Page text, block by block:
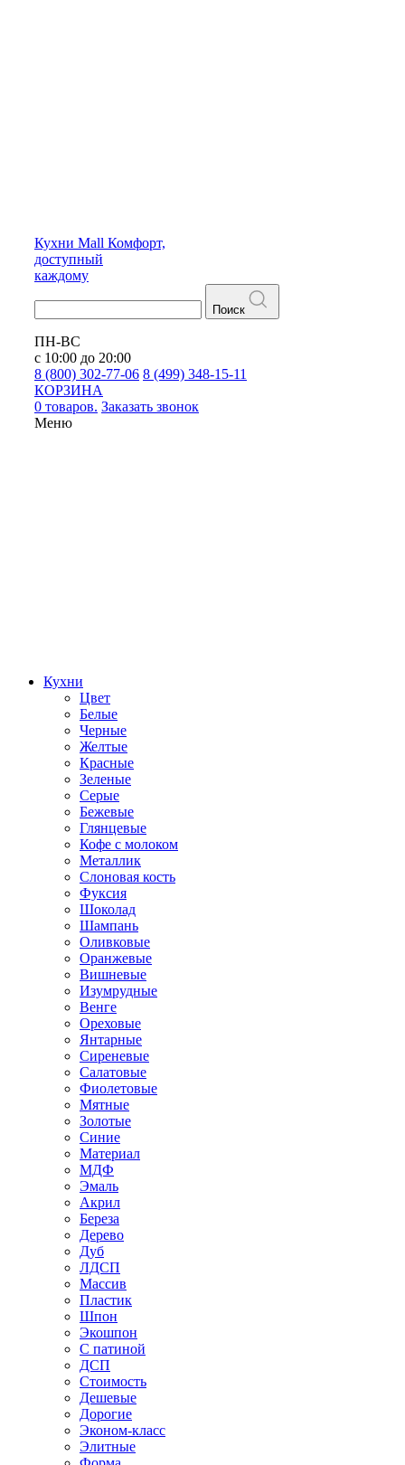
Кухни Mall Комфорт,
доступный
каждому
Поиск
ПН-ВС
с 10:00 до 20:00
8 (800) 302-77-06 8 (499) 348-15-11
КОРЗИНА
0 товаров. Заказать звонок
Меню
Кухни
Цвет
Белые
Черные
Желтые
Красные
Зеленые
Серые
Бежевые
Глянцевые
Кофе с молоком
Металлик
Слоновая кость
Фуксия
Шоколад
Шампань
Оливковые
Оранжевые
Вишневые
Изумрудные
Венге
Ореховые
Янтарные
Сиреневые
Салатовые
Фиолетовые
Мятные
Золотые
Синие
Материал
МДФ
Эмаль
Акрил
Береза
Дерево
Дуб
ЛДСП
Массив
Пластик
Шпон
Экошпон
С патиной
ДСП
Стоимость
Дешевые
Дорогие
Эконом-класс
Элитные